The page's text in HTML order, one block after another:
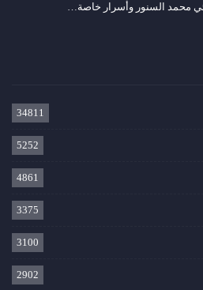
محمد السنور وأسرار خاصة…
34811
5252
4861
3375
3100
2902